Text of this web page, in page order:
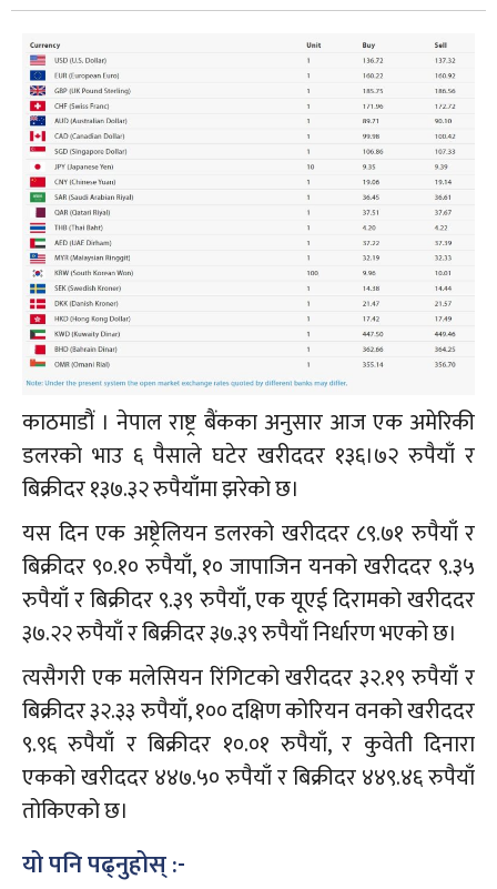
काठमाडौं । नेपाल राष्ट्र बैंकका अनुसार आज एक अमेरिकी
डलरको भाउ ६ पैसाले घटेर खरीददर १३६।७२ रुपैयाँ र
बिक्रीदर १३७.३२ रुपैयाँमा झरेको छ।
यस दिन एक अष्ट्रेलियन डलरको खरीददर ८९.७१ रुपैयाँ र
बिक्रीदर ९०.१० रुपैयाँ, १० जापाजिन यनको खरीददर ९.३५
रुपैयाँ र बिक्रीदर ९.३९ रुपैयाँ, एक यूएई दिरामको खरीददर
३७.२२ रुपैयाँ र बिक्रीदर ३७.३९ रुपैयाँ निर्धारण भएको छ।
त्यसैगरी एक मलेसियन रिंगिटको खरीददर ३२.१९ रुपैयाँ र
बिक्रीदर ३२.३३ रुपैयाँ, १०० दक्षिण कोरियन वनको खरीददर
९.९६ रुपैयाँ र बिक्रीदर १०.०१ रुपैयाँ, र कुवेती दिनारा
एकको खरीददर ४४७.५० रुपैयाँ र बिक्रीदर ४४९.४६ रुपैयाँ
तोकिएको छ।
यो पनि पढ्नुहोस् :-